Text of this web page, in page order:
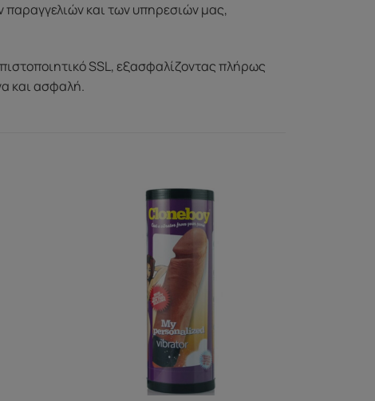
και των υπηρεσιών μας,
SSL, εξασφαλίζοντας πλήρως
και ασφαλή.